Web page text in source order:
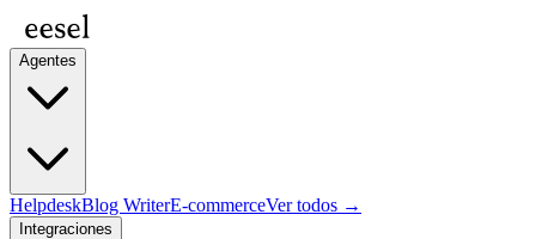
Agentes
HelpdeskBlog WriterE-commerceVer todos →
Integraciones